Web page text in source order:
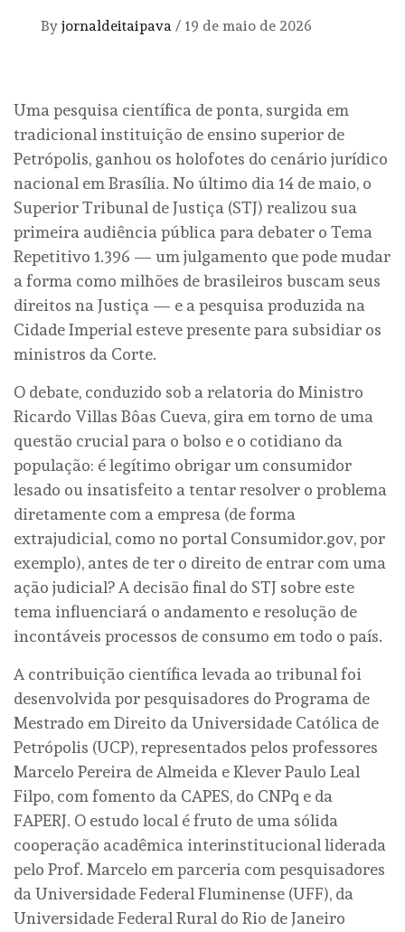
By jornaldeitaipava / 19 de maio de 2026
Uma pesquisa científica de ponta, surgida em
tradicional instituição de ensino superior de
Petrópolis, ganhou os holofotes do cenário jurídico
nacional em Brasília. No último dia 14 de maio, o
Superior Tribunal de Justiça (STJ) realizou sua
primeira audiência pública para debater o Tema
Repetitivo 1.396 — um julgamento que pode mudar
a forma como milhões de brasileiros buscam seus
direitos na Justiça — e a pesquisa produzida na
Cidade Imperial esteve presente para subsidiar os
ministros da Corte.
O debate, conduzido sob a relatoria do Ministro
Ricardo Villas Bôas Cueva, gira em torno de uma
questão crucial para o bolso e o cotidiano da
população: é legítimo obrigar um consumidor
lesado ou insatisfeito a tentar resolver o problema
diretamente com a empresa (de forma
extrajudicial, como no portal Consumidor.gov, por
exemplo), antes de ter o direito de entrar com uma
ação judicial? A decisão final do STJ sobre este
tema influenciará o andamento e resolução de
incontáveis processos de consumo em todo o país.
A contribuição científica levada ao tribunal foi
desenvolvida por pesquisadores do Programa de
Mestrado em Direito da Universidade Católica de
Petrópolis (UCP), representados pelos professores
Marcelo Pereira de Almeida e Klever Paulo Leal
Filpo, com fomento da CAPES, do CNPq e da
FAPERJ. O estudo local é fruto de uma sólida
cooperação acadêmica interinstitucional liderada
pelo Prof. Marcelo em parceria com pesquisadores
da Universidade Federal Fluminense (UFF), da
Universidade Federal Rural do Rio de Janeiro